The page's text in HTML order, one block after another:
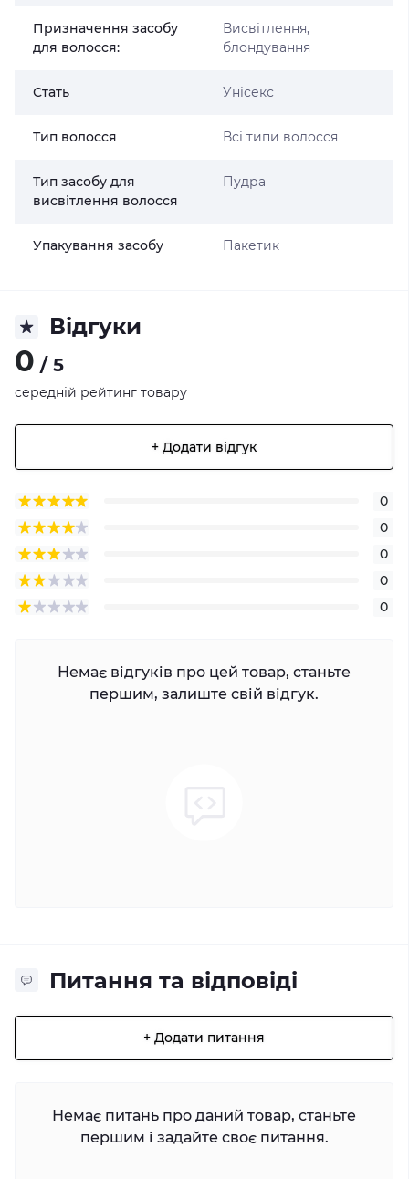
Призначення засобу
для волосся:
Висвітлення,
блондування
Стать Унісекс
Тип волосся Всі типи волосся
Тип засобу для
висвітлення волосся
Пудра
Упакування засобу Пакетик
Відгуки
0 / 5
середній рейтинг товару
+ Додати відгук
0
0
0
0
0
Немає відгуків про цей товар, станьте
першим, залиште свій відгук.
Питання та відповіді
+ Додати питання
Немає питань про даний товар, станьте
першим і задайте своє питання.